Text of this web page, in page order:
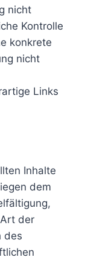
nicht
Kontrolle
konkrete
nicht
Links
Inhalte
dem
der
des